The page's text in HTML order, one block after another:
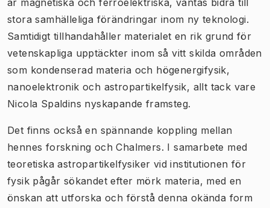
stora samhälleliga förändringar inom ny teknologi.
Samtidigt tillhandahåller materialet en rik grund för
vetenskapliga upptäckter inom så vitt skilda områden
som kondenserad materia och högenergifysik,
nanoelektronik och astropartikelfysik, allt tack vare
Nicola Spaldins nyskapande framsteg.
Det finns också en spännande koppling mellan
hennes forskning och Chalmers. I samarbete med
teoretiska astropartikelfysiker vid institutionen för
fysik pågår sökandet efter mörk materia, med en
önskan att utforska och förstå denna okända form